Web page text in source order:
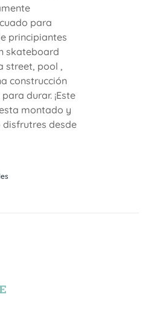
para
principiantes
skateboard
street, pool ,
construcción
durar. ¡Este
montado y
desde